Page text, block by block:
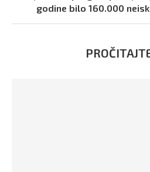
godine bilo 160.000